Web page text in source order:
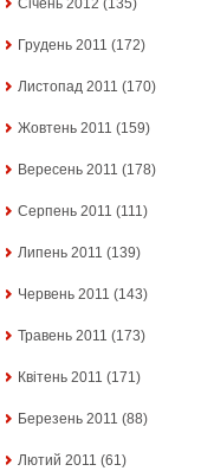
Січень 2012 (135)
Грудень 2011 (172)
Листопад 2011 (170)
Жовтень 2011 (159)
Вересень 2011 (178)
Серпень 2011 (111)
Липень 2011 (139)
Червень 2011 (143)
Травень 2011 (173)
Квітень 2011 (171)
Березень 2011 (88)
Лютий 2011 (61)